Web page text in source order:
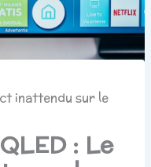
inattendu sur le
: Le